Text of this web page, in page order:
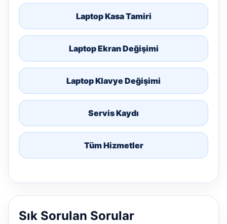
Laptop Kasa Tamiri
Laptop Ekran Değişimi
Laptop Klavye Değişimi
Servis Kaydı
Tüm Hizmetler
Sık Sorulan Sorular